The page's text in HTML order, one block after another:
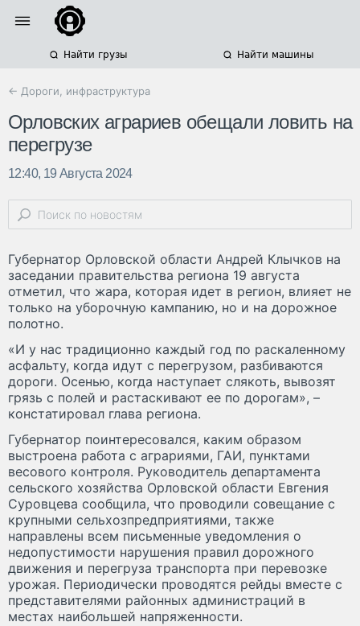
Найти грузы Найти машины
← Дороги, инфраструктура
Орловских аграриев обещали ловить на
перегрузе
12:40, 19 Августа 2024
Губернатор Орловской области Андрей Клычков на
заседании правительства региона 19 августа
отметил, что жара, которая идет в регион, влияет не
только на уборочную кампанию, но и на дорожное
полотно.
«И у нас традиционно каждый год по раскаленному
асфальту, когда идут с перегрузом, разбиваются
дороги. Осенью, когда наступает слякоть, вывозят
грязь с полей и растаскивают ее по дорогам», –
констатировал глава региона.
Губернатор поинтересовался, каким образом
выстроена работа с аграриями, ГАИ, пунктами
весового контроля. Руководитель департамента
сельского хозяйства Орловской области Евгения
Суровцева сообщила, что проводили совещание с
крупными сельхозпредприятиями, также
направлены всем письменные уведомления о
недопустимости нарушения правил дорожного
движения и перегруза транспорта при перевозке
урожая. Периодически проводятся рейды вместе с
представителями районных администраций в
местах наибольшей напряженности.